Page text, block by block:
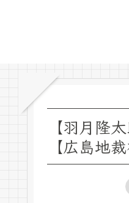
【羽月隆
【広島地